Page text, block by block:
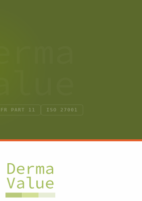
PART 11 ISO 27001